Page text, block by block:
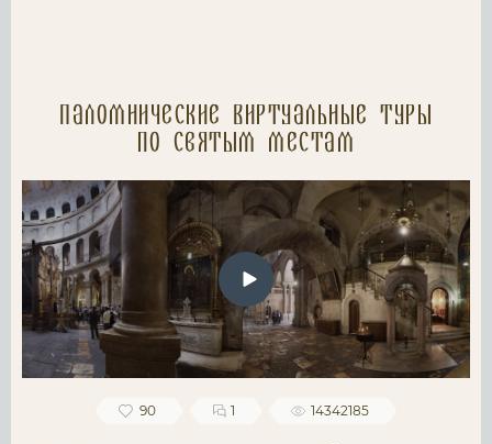
Паломнические Виртуальные туры
по святым местам
90 1 14342185